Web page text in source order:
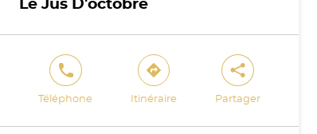
Le Jus D'octobre
phone
Téléphone
direction
Itinéraire
share
Partager